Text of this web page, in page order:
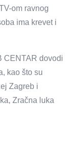
om ravnog
ima krevet i
CENTAR dovodi
kao što su
Zagreb i
Zračna luka